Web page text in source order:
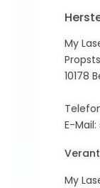
My
10178
E-Mail:
My